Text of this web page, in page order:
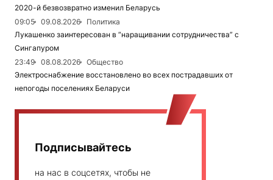
2020-й безвозвратно изменил Беларусь
09:05
09.08.2026
Политика
Лукашенко заинтересован в “наращивании сотрудничества” с
Сингапуром
23:49
08.08.2026
Общество
Электроснабжение восстановлено во всех пострадавших от
непогоды поселениях Беларуси
Подписывайтесь
на нас в соцсетях, чтобы не